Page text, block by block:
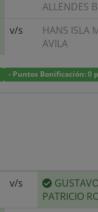
ALLENDES
v/s HANS ISLA
AVILA
- Puntos Bonificación: 0
v/s
PATRICIO